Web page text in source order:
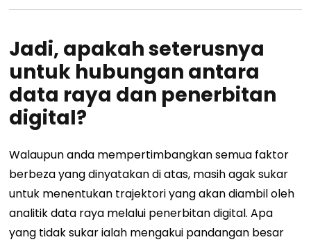
Jadi, apakah seterusnya
untuk hubungan antara
data raya dan penerbitan
digital?
Walaupun anda mempertimbangkan semua faktor
berbeza yang dinyatakan di atas, masih agak sukar
untuk menentukan trajektori yang akan diambil oleh
analitik data raya melalui penerbitan digital. Apa
yang tidak sukar ialah mengakui pandangan besar